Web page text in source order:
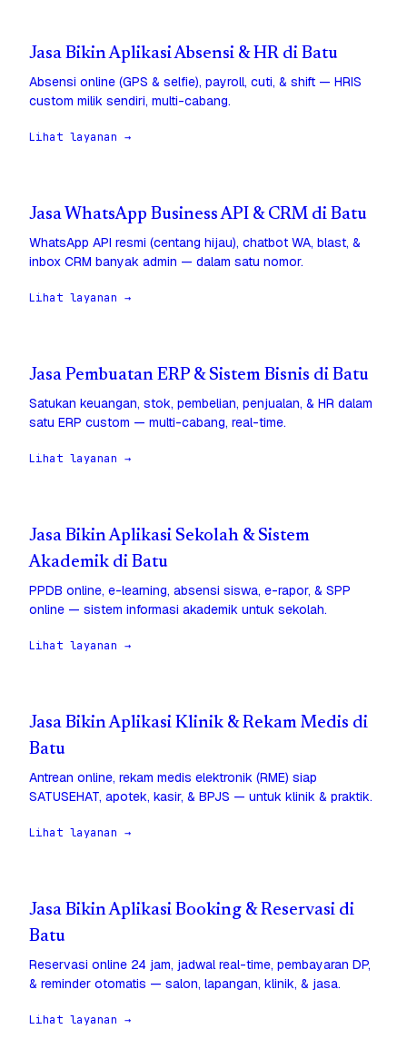
Jasa Bikin Aplikasi Absensi & HR di Batu
Absensi online (GPS & selfie), payroll, cuti, & shift — HRIS
custom milik sendiri, multi-cabang.
Lihat layanan →
Jasa WhatsApp Business API & CRM di Batu
WhatsApp API resmi (centang hijau), chatbot WA, blast, &
inbox CRM banyak admin — dalam satu nomor.
Lihat layanan →
Jasa Pembuatan ERP & Sistem Bisnis di Batu
Satukan keuangan, stok, pembelian, penjualan, & HR dalam
satu ERP custom — multi-cabang, real-time.
Lihat layanan →
Jasa Bikin Aplikasi Sekolah & Sistem
Akademik di Batu
PPDB online, e-learning, absensi siswa, e-rapor, & SPP
online — sistem informasi akademik untuk sekolah.
Lihat layanan →
Jasa Bikin Aplikasi Klinik & Rekam Medis di
Batu
Antrean online, rekam medis elektronik (RME) siap
SATUSEHAT, apotek, kasir, & BPJS — untuk klinik & praktik.
Lihat layanan →
Jasa Bikin Aplikasi Booking & Reservasi di
Batu
Reservasi online 24 jam, jadwal real-time, pembayaran DP,
& reminder otomatis — salon, lapangan, klinik, & jasa.
Lihat layanan →